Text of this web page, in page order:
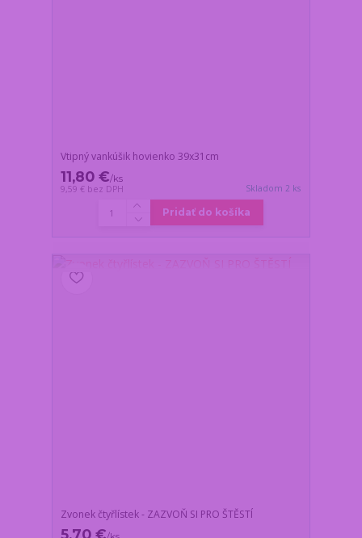
Vtipný vankúšik hovienko 39x31cm
11,80 €/ks
9,59 € bez DPH Skladom 2 ks
Pridať do košíka
Zvonek čtyřlístek - ZAZVOŇ SI PRO ŠTĚSTÍ
5,70 €